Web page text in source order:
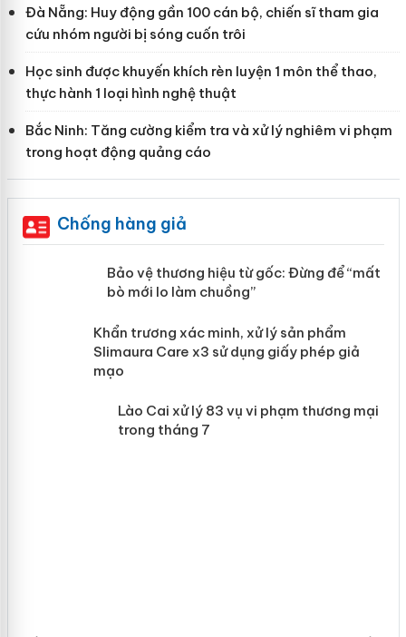
Đà Nẵng: Huy động gần 100 cán bộ, chiến sĩ tham gia
cứu nhóm người bị sóng cuốn trôi
Học sinh được khuyến khích rèn luyện 1 môn thể thao,
thực hành 1 loại hình nghệ thuật
Bắc Ninh: Tăng cường kiểm tra và xử lý nghiêm vi phạm
trong hoạt động quảng cáo
Chống hàng giả
Bảo vệ thương hiệu từ gốc: Đừng để
“mất bò mới lo làm chuồng”
Slimaura Care x3 sử dụng giấy phép
giả mạo